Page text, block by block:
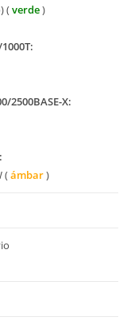
(verde)
2500BASE-X:
(ámbar)